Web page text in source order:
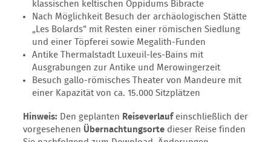
klassischen keltischen Oppidums Bibracte
Nach Möglichkeit Besuch der archäologischen Stätte
„Les Bolards“ mit Resten einer römischen Siedlung
und einer Töpferei sowie Megalith-Funden
Antike Thermalstadt Luxeuil-les-Bains mit
Ausgrabungen zur Antike und Merowingerzeit
Besuch gallo-römisches Theater von Mandeure mit
einer Kapazität von ca. 15.000 Sitzplätzen
Hinweis: Den geplanten Reiseverlaufeinschließlich der
vorgesehenen Übernachtungsorte dieser Reise finden